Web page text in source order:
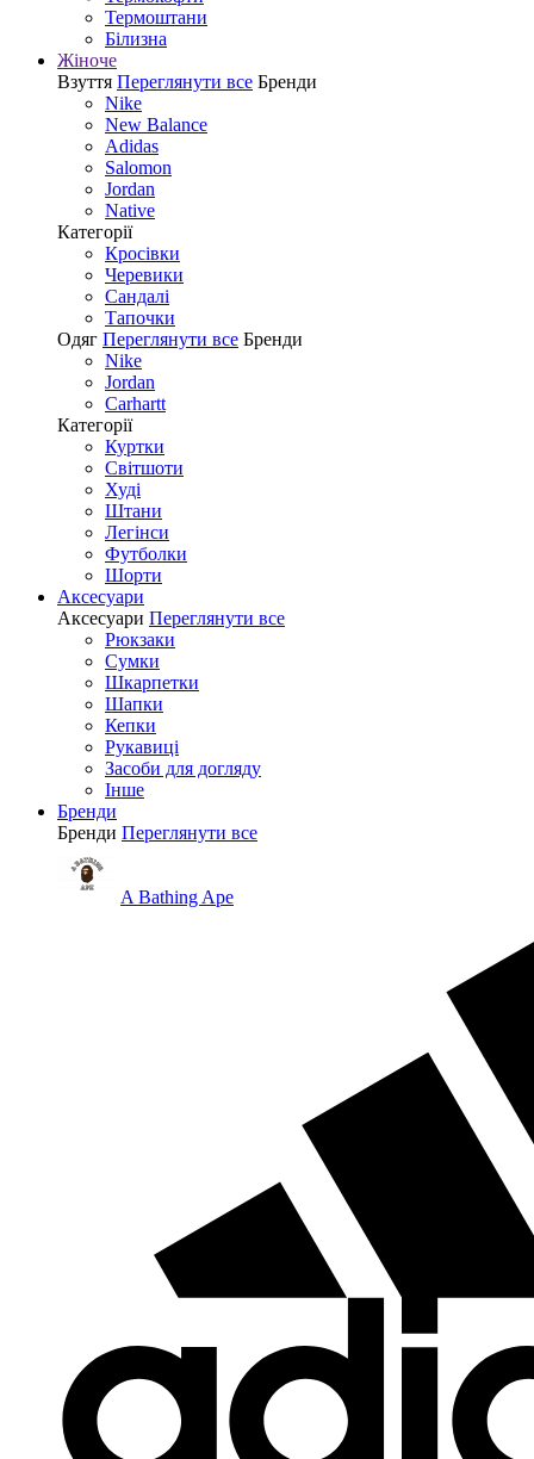
Термоштани
Білизна
Жіноче
Взуття Переглянути все Бренди
Nike
New Balance
Adidas
Salomon
Jordan
Native
Категорії
Кросівки
Черевики
Сандалі
Tапочки
Одяг Переглянути все Бренди
Nike
Jordan
Carhartt
Категорії
Куртки
Світшоти
Худі
Штани
Легінси
Футболки
Шорти
Аксесуари
Аксесуари Переглянути все
Рюкзаки
Сумки
Шкарпетки
Шапки
Кепки
Рукавиці
Засоби для догляду
Інше
Бренди
Бренди Переглянути все
A Bathing Ape